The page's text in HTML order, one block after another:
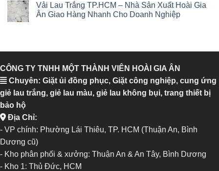
Vải Lau Trắng TP.HCM – Nhà Sản Xuất Hoài Gia
Ân Giao Hàng Nhanh Cho Doanh Nghiệp
CÔNG TY TNHH MỘT THÀNH VIÊN HOÀI GIA ÂN
Chuyên: Giặt ủi đồng phục, Giặt công nghiệp, cung ứng
giẻ lau trắng, giẻ lau màu, giẻ lau không bụi, trang thiết bị
bảo hộ
Địa Chỉ:
- VP chính: Phường Lái Thiêu, TP. HCM (Thuận An, Bình
Dương cũ)
- Kho phân phối & xưởng: Thuận An & An Tây, Bình Dương
- Kho 1: Thủ Đức, HCM